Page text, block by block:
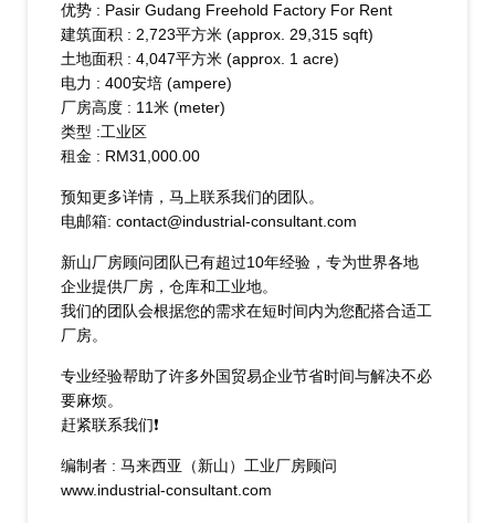
优势 : Pasir Gudang Freehold Factory For Rent
建筑面积 : 2,723平方米 (approx. 29,315 sqft)
土地面积 : 4,047平方米 (approx. 1 acre)
电力 : 400安培 (ampere)
厂房高度 : 11米 (meter)
类型 :工业区
​租金 : RM31,000.00
预知更多详情，马上联系我们的团队。
电邮箱: contact@industrial-consultant.com
新山厂房顾问团队已有超过10年经验，专为世界各地
企业提供厂房，仓库和工业地。
我们的团队会根据您的需求在短时间内为您配搭合适工
厂房。
专业经验帮助了许多外国贸易企业节省时间与解决不必
要麻烦。
赶紧联系我们❗
编制者 : 马来西亚（新山）工业厂房顾问
www.industrial-consultant.com